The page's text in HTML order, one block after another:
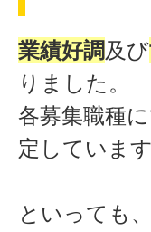
業績好調及び
りました。
各募集職種
定しています
といっても